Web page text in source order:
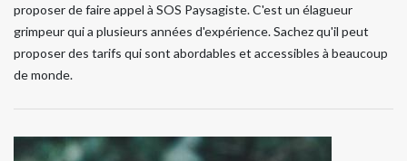
proposer de faire appel à SOS Paysagiste. C'est un élagueur
grimpeur qui a plusieurs années d'expérience. Sachez qu'il peut
proposer des tarifs qui sont abordables et accessibles à beaucoup
de monde.